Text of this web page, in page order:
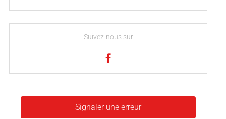
Suivez-nous sur
Signaler une erreur